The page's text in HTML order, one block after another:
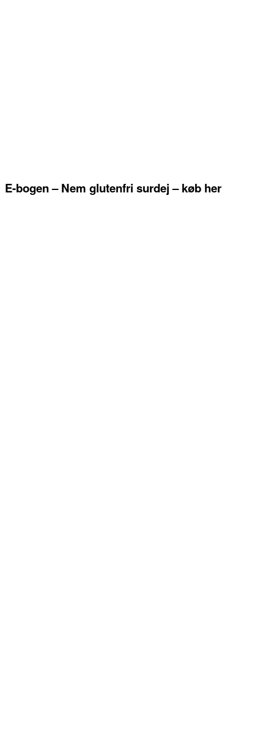
E-bogen – Nem glutenfri surdej – køb her